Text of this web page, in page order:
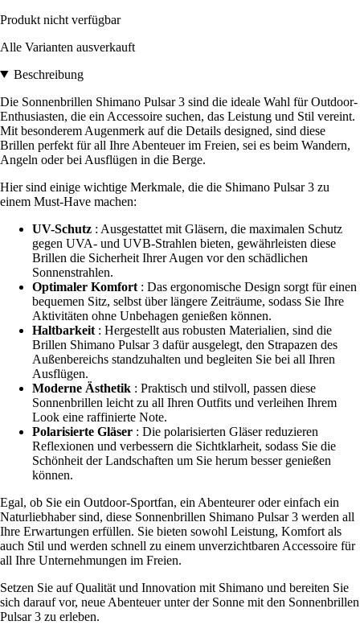
Produkt nicht verfügbar
Alle Varianten ausverkauft
Beschreibung
Die Sonnenbrillen Shimano Pulsar 3 sind die ideale Wahl für Outdoor-
Enthusiasten, die ein Accessoire suchen, das Leistung und Stil vereint.
Mit besonderem Augenmerk auf die Details designed, sind diese
Brillen perfekt für all Ihre Abenteuer im Freien, sei es beim Wandern,
Angeln oder bei Ausflügen in die Berge.
Hier sind einige wichtige Merkmale, die die Shimano Pulsar 3 zu
einem Must-Have machen:
UV-Schutz : Ausgestattet mit Gläsern, die maximalen Schutz
gegen UVA- und UVB-Strahlen bieten, gewährleisten diese
Brillen die Sicherheit Ihrer Augen vor den schädlichen
Sonnenstrahlen.
Optimaler Komfort : Das ergonomische Design sorgt für einen
bequemen Sitz, selbst über längere Zeiträume, sodass Sie Ihre
Aktivitäten ohne Unbehagen genießen können.
Haltbarkeit : Hergestellt aus robusten Materialien, sind die
Brillen Shimano Pulsar 3 dafür ausgelegt, den Strapazen des
Außenbereichs standzuhalten und begleiten Sie bei all Ihren
Ausflügen.
Moderne Ästhetik : Praktisch und stilvoll, passen diese
Sonnenbrillen leicht zu all Ihren Outfits und verleihen Ihrem
Look eine raffinierte Note.
Polarisierte Gläser : Die polarisierten Gläser reduzieren
Reflexionen und verbessern die Sichtklarheit, sodass Sie die
Schönheit der Landschaften um Sie herum besser genießen
können.
Egal, ob Sie ein Outdoor-Sportfan, ein Abenteurer oder einfach ein
Naturliebhaber sind, diese Sonnenbrillen Shimano Pulsar 3 werden all
Ihre Erwartungen erfüllen. Sie bieten sowohl Leistung, Komfort als
auch Stil und werden schnell zu einem unverzichtbaren Accessoire für
all Ihre Unternehmungen im Freien.
Setzen Sie auf Qualität und Innovation mit Shimano und bereiten Sie
sich darauf vor, neue Abenteuer unter der Sonne mit den Sonnenbrillen
Pulsar 3 zu erleben.